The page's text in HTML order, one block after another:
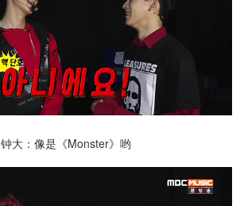
钟大：像是《Monster》哟